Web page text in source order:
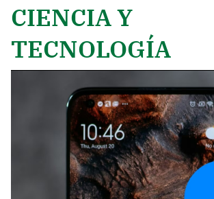
CIENCIA Y
TECNOLOGÍA